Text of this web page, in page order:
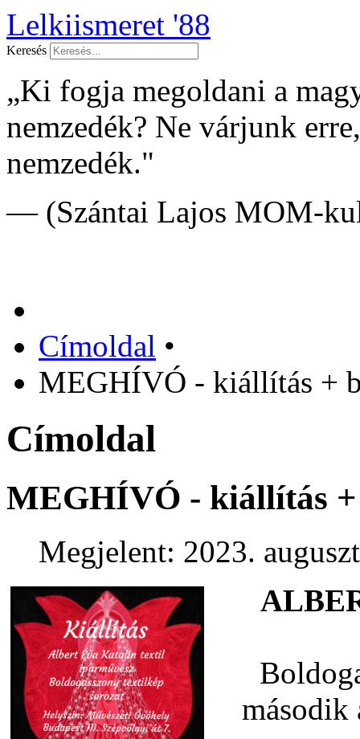
Lelkiismeret '88
Keresés
„Ki fogja megoldani a
nemzedék? Ne várjunk
nemzedék."
— (Szántai Lajos MOM-
Címoldal •
MEGHÍVÓ - kiállítás +
Címoldal
MEGHÍVÓ - kiállítás +
Megjelent: 2023.
második